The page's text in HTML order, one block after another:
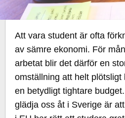
Att vara student är ofta
av sämre ekonomi. För
arbetat blir det därför en
omställning att helt
en betydligt tightare
glädja oss åt i Sverige är